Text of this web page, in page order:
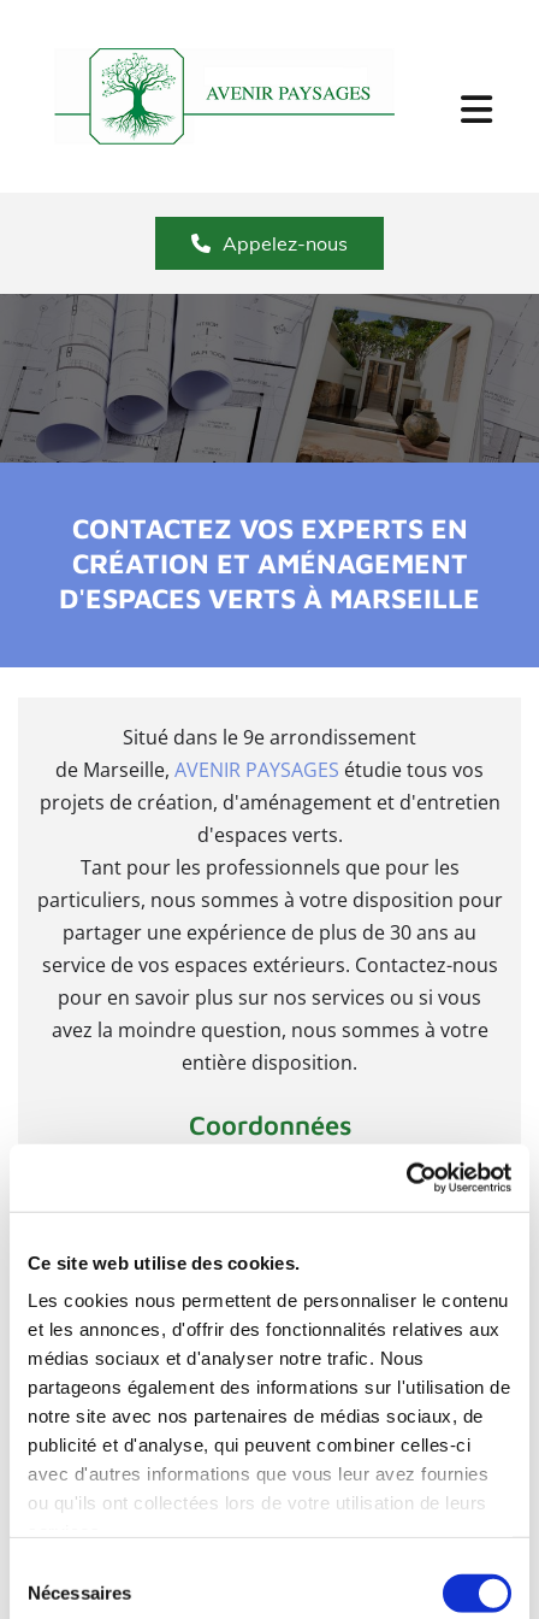
Ce site web utilise des cookies.
Les cookies nous permettent de personnaliser le contenu
et les annonces, d'offrir des fonctionnalités relatives aux
médias sociaux et d'analyser notre trafic. Nous
partageons également des informations sur l'utilisation de
notre site avec nos partenaires de médias sociaux, de
publicité et d'analyse, qui peuvent combiner celles-ci
avec d'autres informations que vous leur avez fournies
ou qu'ils ont collectées lors de votre utilisation de leurs
Nécessaires
Appelez-nous
CONTACTEZ VOS EXPERTS EN
CRÉATION ET AMÉNAGEMENT
D'ESPACES VERTS À MARSEILLE
Situé dans le 9e arrondissement
de Marseille, AVENIR PAYSAGES étudie tous vos
projets de création, d'aménagement et d'entretien
d'espaces verts.
Tant pour les professionnels que pour les
particuliers, nous sommes à votre disposition pour
partager une expérience de plus de 30 ans au
service de vos espaces extérieurs. Contactez-nous
pour en savoir plus sur nos services ou si vous
avez la moindre question, nous sommes à votre
entière disposition.
Coordonnées
79 chemin du roy d'Espagne, 13009 Marseille
 avp13@orange.fr
Contactez-nous
Nom et Prénom